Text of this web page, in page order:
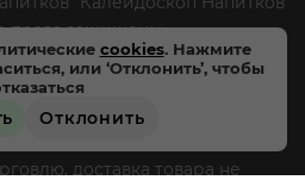
cookies. Нажмите
или ‘Отклонить’, чтобы
Отклонить
права защищены.
и внешний вид товара в
от указанных на сайте.
доставка товара не